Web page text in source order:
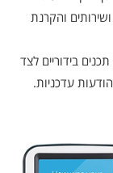
והקרנת
בידוריים לצד
עדכניות.